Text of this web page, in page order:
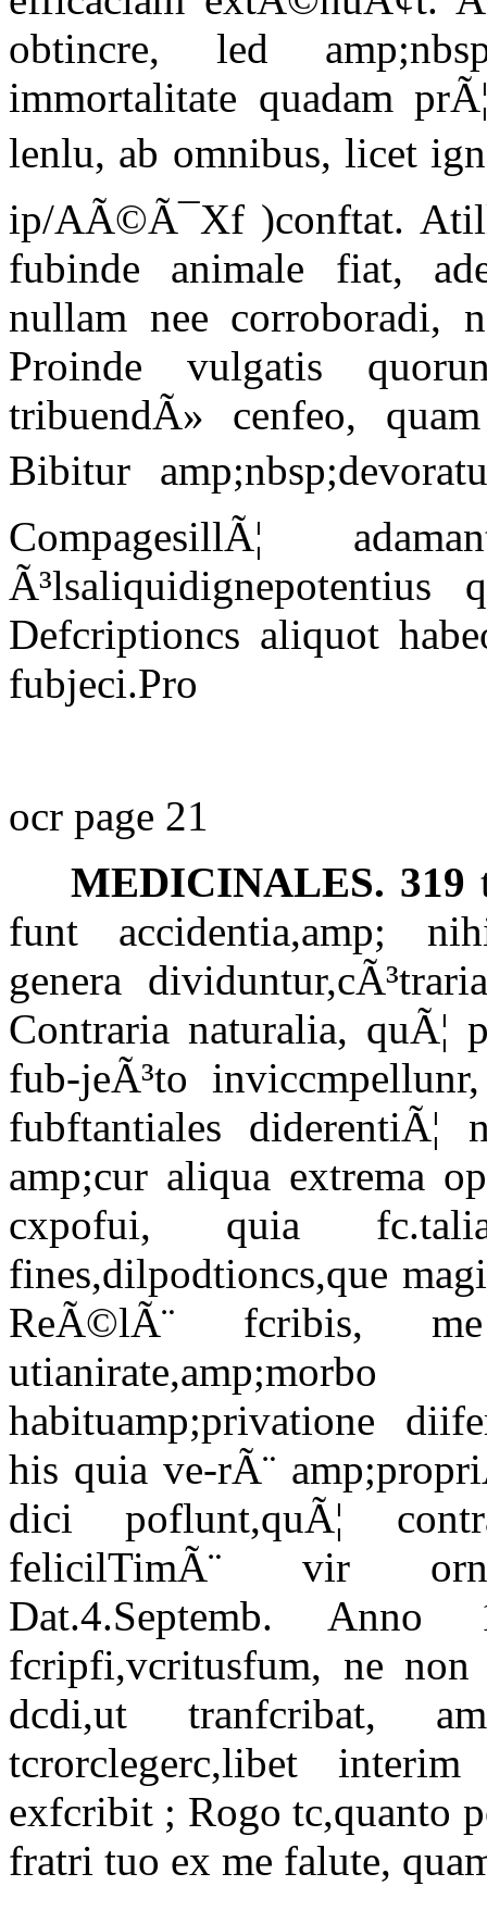
obtincre, led
immortalitate quadam
lenlu, ab omnibus, licet
ip/AÃ©Ã¯Xf )conftat.
fubinde animale fiat,
nullam nee corroboradi,
Proinde vulgatis
tribuendÃ» cenfeo,
Bibitur
CompagesillÃ¦
Defcriptioncs aliquot
fubjeci.Pro
ocr page 21
MEDICINALES. 319
funt accidentia,amp;
genera
Contraria naturalia, quÃ¦
fub-jeÃ³to
fubftantiales diderentiÃ¦
amp;cur aliqua extrema
cxpofui, quia
fines,dilpodtioncs,que
ReÃ©lÃ¨ fcribis,
habituamp;privatione
his quia ve-rÃ¨
dici poflunt,quÃ¦
felicilTimÃ¨ vir
Dat.4.Septemb.
fcripfi,vcritusfum, ne non
dcdi,ut tranfcribat,
tcrorclegerc,libet
exfcribit ; Rogo tc,quanto
fratri tuo ex me falute,